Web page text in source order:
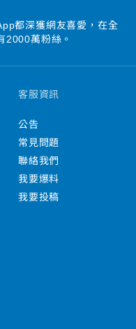
都深獲網友喜愛，在全
2000萬粉絲。
客服資訊
公告
常見問題
聯絡我們
我要爆料
我要投稿